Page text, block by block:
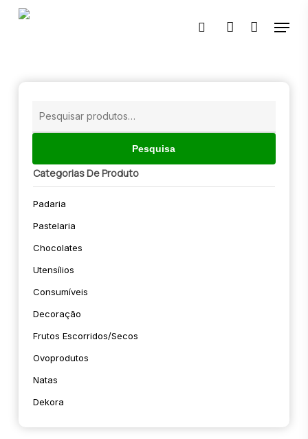
Skip
🔍
pesquisaraccount
Menu
Pesquisa
Categorias De Produto
Padaria
Pastelaria
Chocolates
Utensílios
Consumíveis
Decoração
Frutos Escorridos/secos
Ovoprodutos
Natas
Dekora